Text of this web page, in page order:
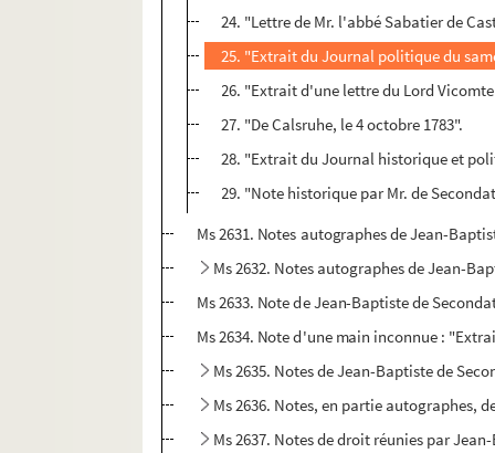
24. "Lettre de Mr. l'abbé Sabatier de
25. "Extrait du Journal politique du
26. "Extrait d'une lettre du Lord
27. "De Calsruhe, le 4 octobre 1783".
28. "Extrait du Journal historique et
29. "Note historique par Mr. de
Ms 2631. Notes autographes de Jean-
Ms 2632. Notes autographes de Jean-
Ms 2633. Note de Jean-Baptiste de
Ms 2634. Note d'une main inconnue :
Ms 2635. Notes de Jean-Baptiste de
Ms 2636. Notes, en partie autographes,
Ms 2637. Notes de droit réunies par